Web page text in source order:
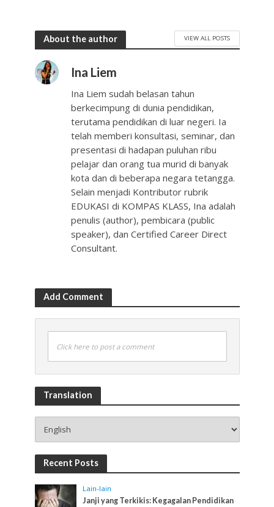
About the author VIEW ALL POSTS
Ina Liem
Ina Liem sudah belasan tahun
berkecimpung di dunia pendidikan,
terutama pendidikan di luar negeri. Ia
telah memberi konsultasi, seminar, dan
presentasi di hadapan puluhan ribu
pelajar dan orang tua murid di banyak
kota dan di beberapa negara tetangga.
Selain menjadi Kontributor rubrik
EDUKASI di KOMPAS KLASS, Ina adalah
penulis (author), pembicara (public
speaker), dan Certified Career Direct
Consultant.
Add Comment
Click here to post a comment
Translation
Recent Posts
Lain-lain
Janji yang Terkikis: Kegagalan Pendidikan